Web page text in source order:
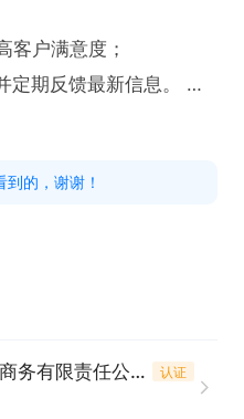
客户满意度；
定期反馈最新信息。
有较强的沟通能力及
工作压力；
。
到的，谢谢！
达州市黄葛树电子商务有限责任公司 认证